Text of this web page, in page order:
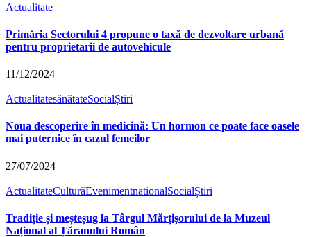
Actualitate
Primăria Sectorului 4 propune o taxă de dezvoltare urbană
pentru proprietarii de autovehicule
11/12/2024
ActualitatesănătateSocialȘtiri
Noua descoperire în medicină: Un hormon ce poate face oasele
mai puternice în cazul femeilor
27/07/2024
ActualitateCulturăEvenimentnationalSocialȘtiri
Tradiție și meșteșug la Târgul Mărțișorului de la Muzeul
Național al Țăranului Român